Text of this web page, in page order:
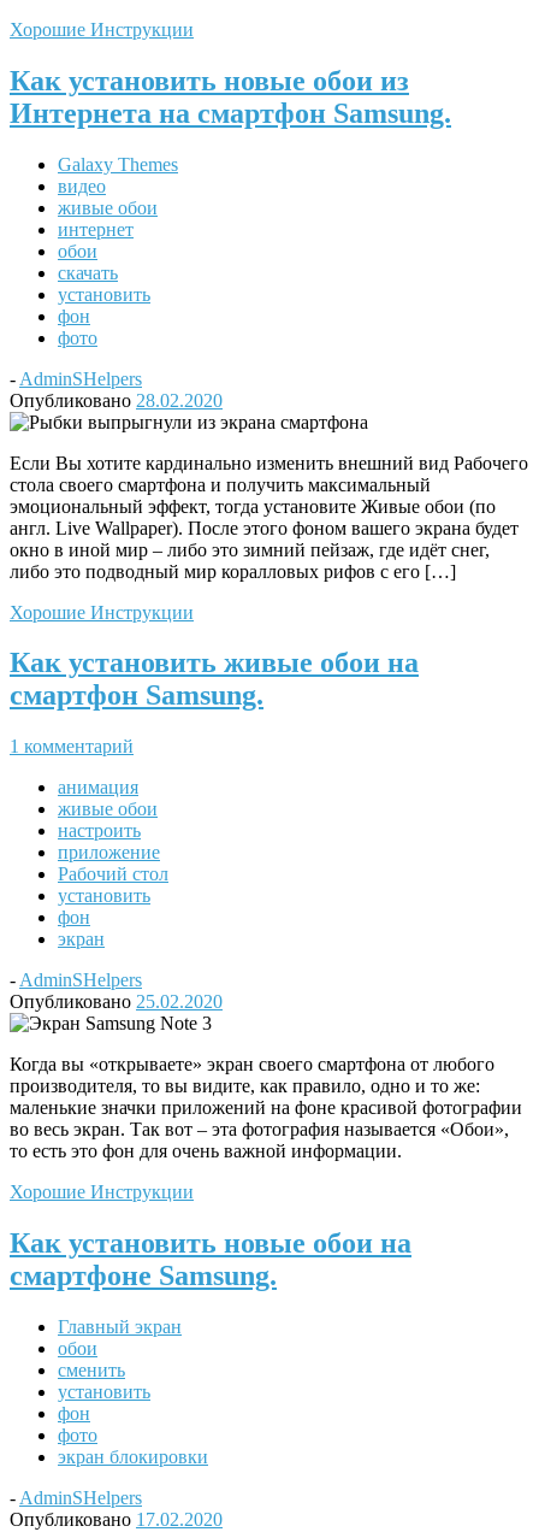
Хорошие Инструкции
Как установить новые обои из
Интернета на смартфон Samsung.
Galaxy Themes
видео
живые обои
интернет
обои
скачать
установить
фон
фото
- AdminSHelpers
Опубликовано 28.02.2020
Если Вы хотите кардинально изменить внешний вид Рабочего
стола своего смартфона и получить максимальный
эмоциональный эффект, тогда установите Живые обои (по
англ. Live Wallpaper). После этого фоном вашего экрана будет
окно в иной мир – либо это зимний пейзаж, где идёт снег,
либо это подводный мир коралловых рифов с его […]
Хорошие Инструкции
Как установить живые обои на
смартфон Samsung.
1 комментарий
анимация
живые обои
настроить
приложение
Рабочий стол
установить
фон
экран
- AdminSHelpers
Опубликовано 25.02.2020
Когда вы «открываете» экран своего смартфона от любого
производителя, то вы видите, как правило, одно и то же:
маленькие значки приложений на фоне красивой фотографии
во весь экран. Так вот – эта фотография называется «Обои»,
то есть это фон для очень важной информации.
Хорошие Инструкции
Как установить новые обои на
смартфоне Samsung.
Главный экран
обои
сменить
установить
фон
фото
экран блокировки
- AdminSHelpers
Опубликовано 17.02.2020